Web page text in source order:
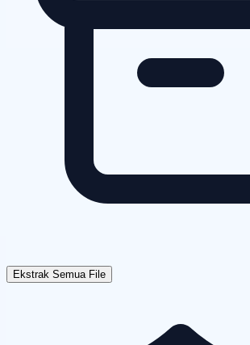
Ekstrak Semua File